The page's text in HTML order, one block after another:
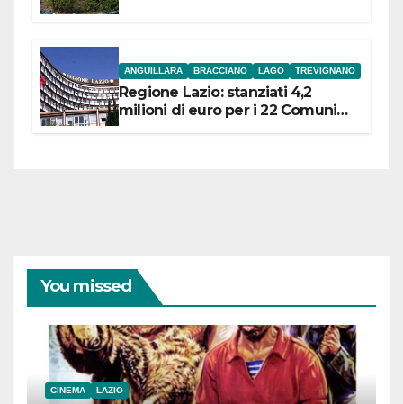
ANGUILLARA BRACCIANO LAGO TREVIGNANO
Regione Lazio: stanziati 4,2
milioni di euro per i 22 Comuni
You missed
CINEMA LAZIO